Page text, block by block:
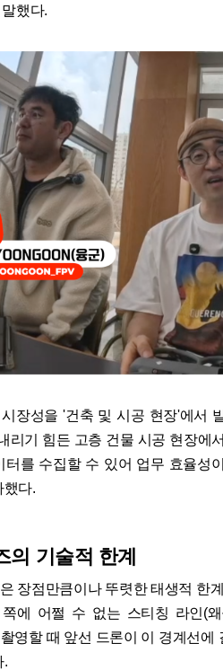
했다.
장성을 '건축 및 시공 현장'에서
리기 힘든 고층 건물 시공 현장에
터를 수집할 수 있어 업무 효율성
했다.
의 기술적 한계
장점만큼이나 뚜렷한 태생적 한
에 어쩔 수 없는 스티칭 라인(
영할 때 앞선 드론이 이 경계선
.